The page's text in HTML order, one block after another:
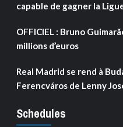
capable de gagner la
OFFICIEL : Bruno
millions d’euros
Real Madrid se rend à
Ferencváros de Lenny
Schedules